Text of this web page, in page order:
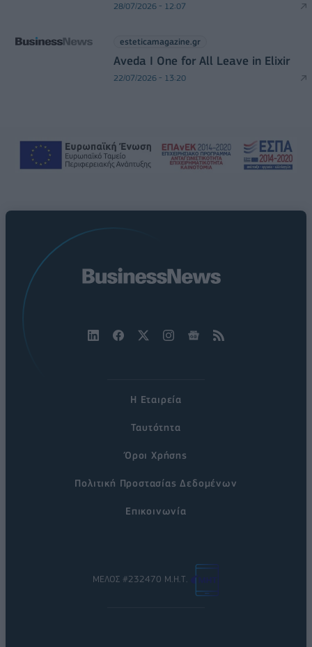
28/07/2026 - 12:07
esteticamagazine.gr
Aveda I One for All Leave in Elixir
22/07/2026 - 13:20
Η Εταιρεία
Ταυτότητα
Όροι Χρήσης
Πολιτική Προστασίας Δεδομένων
Επικοινωνία
ΜΕΛΟΣ #232470 Μ.Η.Τ.